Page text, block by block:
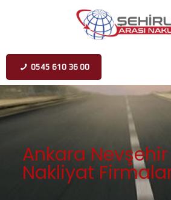
0545 610 36 00
Ankara Nevşehir
Nakliyat